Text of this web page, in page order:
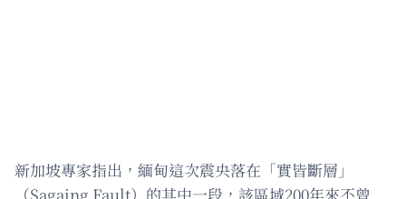
新加坡專家指出，緬甸這次震央落在「實皆斷層」
（Sagaing Fault）的其中一段，該區域200年來不曾